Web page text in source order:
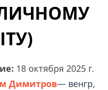
18 октября 2025 г.
Димитров— венгр,